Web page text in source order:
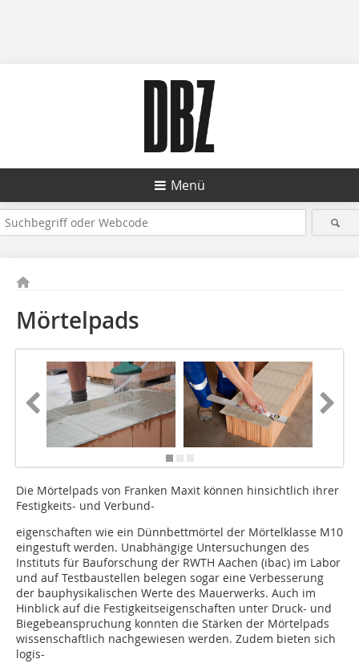
Menü
Mörtelpads
Die Mörtelpads von Franken Maxit können hinsichtlich ihrer
Festigkeits- und Verbund-
eigenschaften wie ein Dünnbettmörtel der Mörtelklasse M10
eingestuft werden. Unabhängige Untersuchungen des
Instituts für Bauforschung der RWTH Aachen (ibac) im Labor
und auf Testbaustellen belegen sogar eine Verbesserung
der bauphysikalischen Werte des Mauerwerks. Auch im
Hinblick auf die Festigkeitseigenschaften unter Druck- und
Biegebeanspruchung konnten die Stärken der Mörtelpads
wissenschaftlich nachgewiesen werden. Zudem bieten sich
logis-